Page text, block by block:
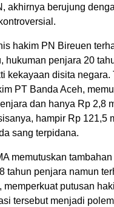
akhirnya berujung
hakim PN Bireuen
hukuman penjara 20
kekayaan disita negara.
PT Banda Aceh,
dan hanya Rp 2,8
hampir Rp 121,5
sang terpidana.
memutuskan tambahan
tahun penjara namun
memperkuat putusan
tersebut menjadi